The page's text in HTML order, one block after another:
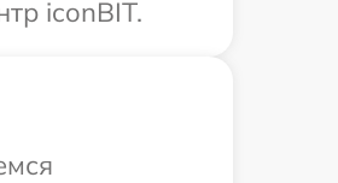
iconBIT.